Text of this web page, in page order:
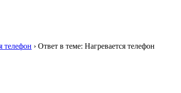
телефон › Ответ в теме: Нагревается телефон